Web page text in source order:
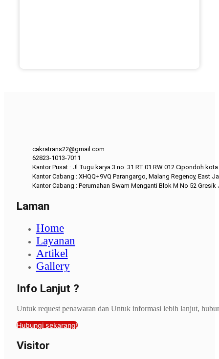
cakratrans22@gmail.com
62823-1013-7011
Kantor Pusat : Jl.Tugu karya 3 no. 31 RT 01 RW 012 Cipondoh
Kantor Cabang : XHQQ+9VQ Parangargo, Malang Regency, East
Kantor Cabang : Perumahan Swam Menganti Blok M No 52 Gresik
Laman
Home
Layanan
Artikel
Gallery
Info Lanjut ?
Untuk request penawaran dan Untuk informasi lebih lanjut,
Hubungi sekarang!
Visitor